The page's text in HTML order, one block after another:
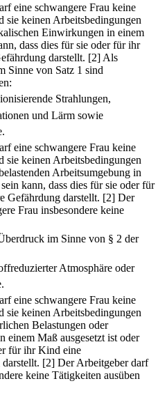
eine schwangere Frau keine
sie keinen Arbeitsbedingungen
Einwirkungen in einem
dass dies für sie oder für ihr
darstellt. [2] Als
Sinne von Satz 1 sind
Strahlungen,
und Lärm sowie
eine schwangere Frau keine
sie keinen Arbeitsbedingungen
Arbeitsumgebung in
kann, dass dies für sie oder für
Gefährdung darstellt. [2] Der
Frau insbesondere keine
im Sinne von § 2 der
Atmosphäre oder
eine schwangere Frau keine
sie keinen Arbeitsbedingungen
Belastungen oder
einem Maß ausgesetzt ist oder
für ihr Kind eine
[2] Der Arbeitgeber darf
keine Tätigkeiten ausüben